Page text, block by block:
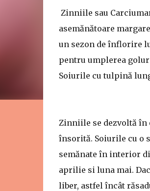
Zinniile sau
asemănătoare
un sezon de înflorire
pentru umplerea
Soiurile cu tulpină
Zinniile se dezvoltă în
însorită. Soiurile cu o
semănate în interior
aprilie si luna mai.
liber, astfel încât